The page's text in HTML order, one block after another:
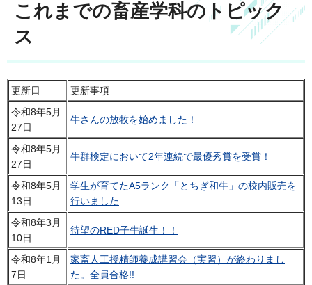
これまでの畜産学科のトピック
ス
更新日
更新事項
令和8年5月
27日
牛さんの放牧を始めました！
令和8年5月
27日
牛群検定において2年連続で最優秀賞を受賞！
令和8年5月
13日
学生が育てたA5ランク「とちぎ和牛」の校内販売を
行いました
令和8年3月
10日
待望のRED子牛誕生！！
令和8年1月
7日
家畜人工授精師養成講習会（実習）が終わりまし
た。全員合格!!